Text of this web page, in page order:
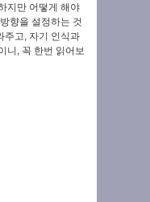
지만 어떻게 해야
향을 설정하는 것
주고, 자기 인식과
니, 꼭 한번 읽어보